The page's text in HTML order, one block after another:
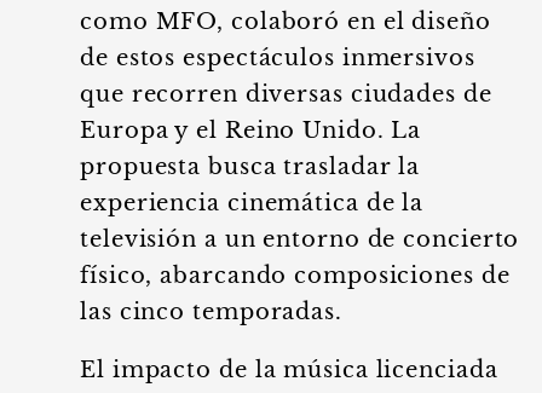
como MFO, colaboró en el diseño
de estos espectáculos inmersivos
que recorren diversas ciudades de
Europa y el Reino Unido. La
propuesta busca trasladar la
experiencia cinemática de la
televisión a un entorno de concierto
físico, abarcando composiciones de
las cinco temporadas.
El impacto de la música licenciada